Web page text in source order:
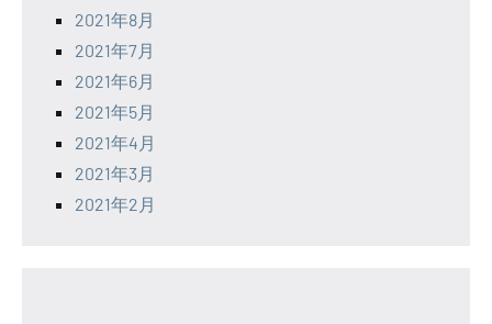
2021年8月
2021年7月
2021年6月
2021年5月
2021年4月
2021年3月
2021年2月